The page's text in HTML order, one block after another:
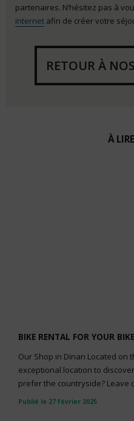
partenaires. N’hésitez pas à
internet afin de créer votre
RETOUR À
À
BIKE RENTAL FOR YOUR
Our Shop in Dinan Located on
exceptional location to
prefer the countryside? Leave
Publié le 27 février 2025